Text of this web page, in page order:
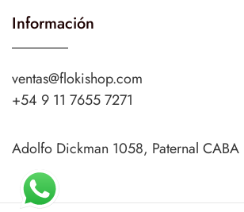
Información
ventas@flokishop.com
+54 9 11 7655 7271
Adolfo Dickman 1058, Paternal CABA